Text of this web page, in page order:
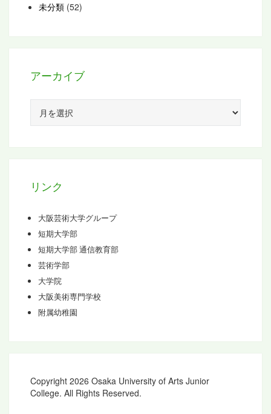
未分類 (52)
アーカイブ
カ
リンク
大阪芸術大学グループ
短期大学部
短期大学部 通信教育部
芸術学部
大学院
大阪美術専門学校
附属幼稚園
Copyright 2026 Osaka University of Arts Junior
College. All Rights Reserved.